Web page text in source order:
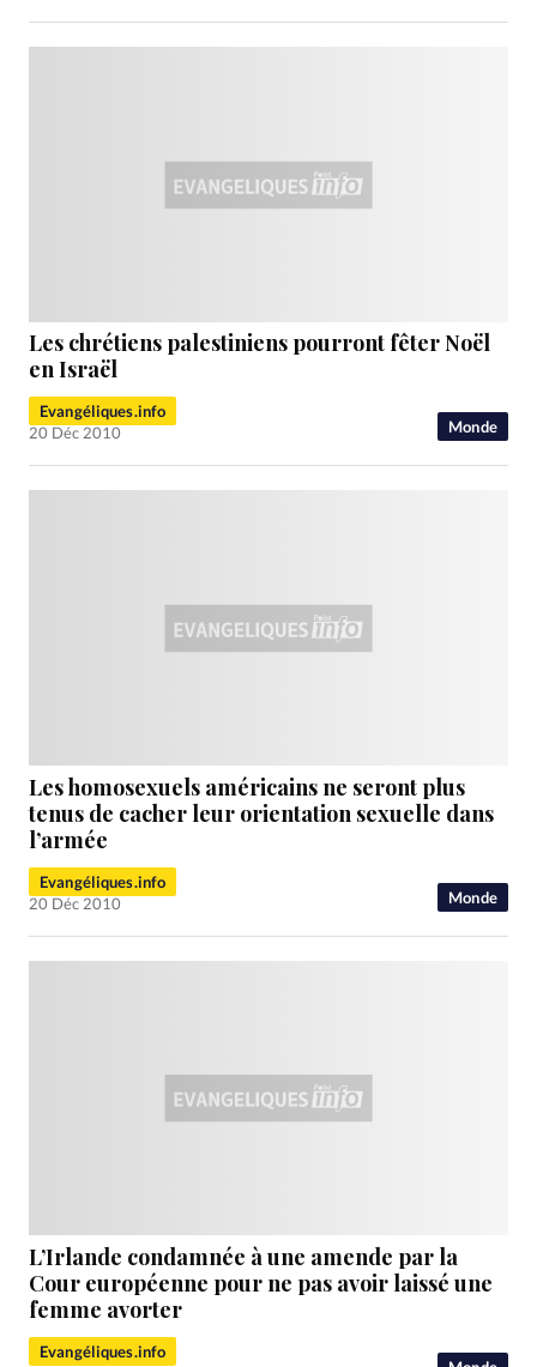
Monde
Les chrétiens palestiniens pourront fêter Noël
en Israël
Evangéliques.info
20 Déc 2010
Monde
Les homosexuels américains ne seront plus
tenus de cacher leur orientation sexuelle dans
l’armée
Evangéliques.info
20 Déc 2010
L’Irlande condamnée à une amende par la
Cour européenne pour ne pas avoir laissé une
femme avorter
Evangéliques.info